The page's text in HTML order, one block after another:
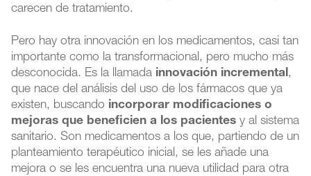
carecen de tratamiento.
Pero hay otra innovación en los medicamentos, casi tan
importante como la transformacional, pero mucho más
desconocida. Es la llamada innovación incremental,
que nace del análisis del uso de los fármacos que ya
existen, buscando incorporar modificaciones o
mejoras que beneficien a los pacientes y al sistema
sanitario. Son medicamentos a los que, partiendo de un
planteamiento terapéutico inicial, se les añade una
mejora o se les encuentra una nueva utilidad para otra